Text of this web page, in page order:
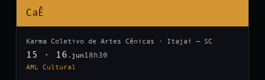
CaÊ
Karma Coletivo de Artes Cênicas · Itajaí — SC
15 · 16 .jun 18h30
AML Cultural